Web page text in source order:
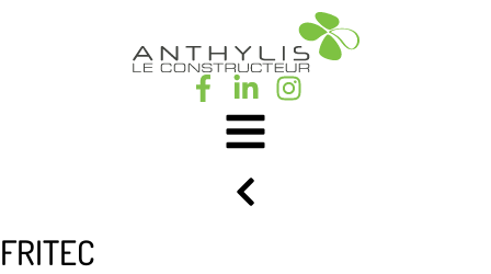
FRITEC